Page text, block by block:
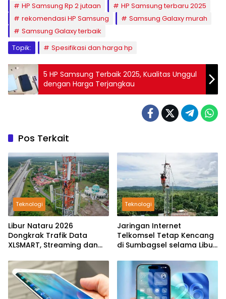
HP Samsung Rp 2 jutaan
HP Samsung terbaru 2025
rekomendasi HP Samsung
Samsung Galaxy murah
Samsung Galaxy terbaik
Topik:
Spesifikasi dan harga hp
5 HP Samsung Terbaik 2025, Kualitas Unggul
dengan Harga Terjangkau
Pos Terkait
Teknologi
Libur Nataru 2026
Dongkrak Trafik Data
XLSMART, Streaming dan
Teknologi
Jaringan Internet
Telkomsel Tetap Kencang
di Sumbagsel selama Libur